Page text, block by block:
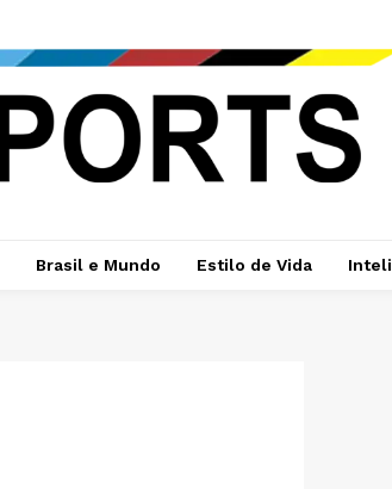
Brasil e Mundo Estilo de Vida